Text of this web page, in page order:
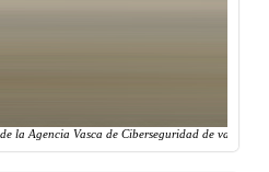
la Agencia Vasca de Ciberseguridad de varios